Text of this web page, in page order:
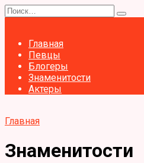
Перейти
к
Search
for:
Главная
Певцы
Блогеры
Знаменитости
Актеры
Главная
Знаменитости